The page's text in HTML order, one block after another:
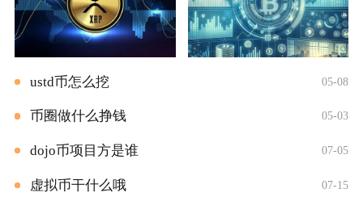
ustd币怎么挖 05-08
币圈做什么挣钱 05-03
dojo币项目方是谁 07-05
虚拟币干什么哦 07-15